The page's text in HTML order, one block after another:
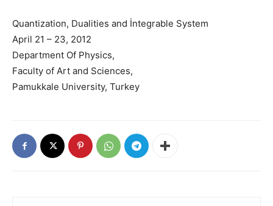
Quantization, Dualities and İntegrable System
April 21 – 23, 2012
Department Of Physics,
Faculty of Art and Sciences,
Pamukkale University, Turkey